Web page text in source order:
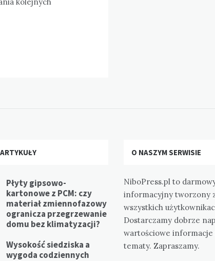
kolejnych
Płyty gipsowo-
kartonowe z PCM: czy
materiał zmiennofazowy
ogranicza przegrzewanie
domu bez klimatyzacji?
Wysokość siedziska a
wygoda codziennych
O NASZYM SERWISIE
NiboPress.pl to
informacyjny tworzony
wszystkich
Dostarczamy dobrze
wartościowe
tematy. Zapraszamy.